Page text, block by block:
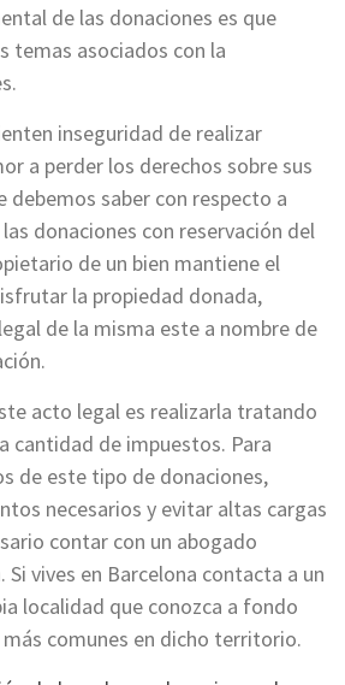
de las donaciones es que
temas asociados con la
inseguridad de realizar
a perder los derechos sobre sus
debemos saber con respecto a
donaciones con reservación del
de un bien mantiene el
la propiedad donada,
de la misma este a nombre de
acto legal es realizarla tratando
cantidad de impuestos. Para
de este tipo de donaciones,
necesarios y evitar altas cargas
contar con un abogado
Si vives en Barcelona contacta a un
localidad que conozca a fondo
comunes en dicho territorio.